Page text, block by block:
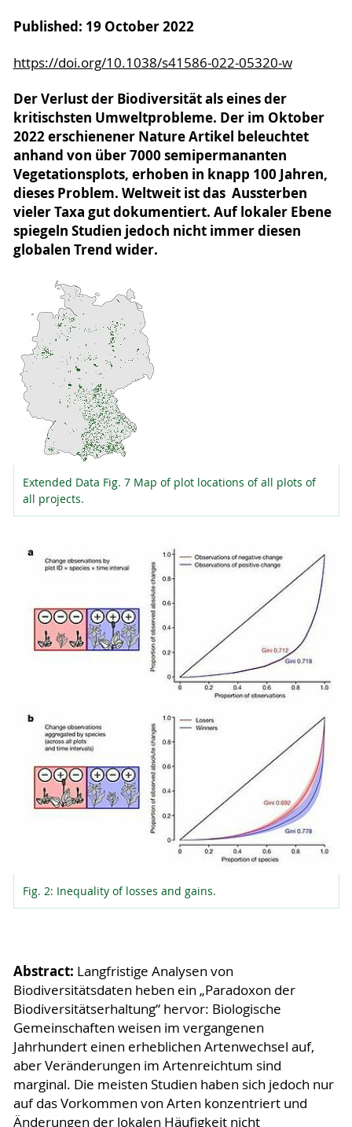
Published: 19 October 2022
https://doi.org/10.1038/s41586-022-05320-w
Der Verlust der Biodiversität als eines der
kritischsten Umweltprobleme. Der im Oktober
2022 erschienener Nature Artikel beleuchtet
anhand von über 7000 semipermananten
Vegetationsplots, erhoben in knapp 100 Jahren,
dieses Problem. Weltweit ist das Aussterben
vieler Taxa gut dokumentiert. Auf lokaler Ebene
spiegeln Studien jedoch nicht immer diesen
globalen Trend wider.
Extended Data Fig. 7 Map of plot locations of all plots of
all projects.
Fig. 2: Inequality of losses and gains.
Abstract: Langfristige Analysen von
Biodiversitätsdaten heben ein „Paradoxon der
Biodiversitätserhaltung“ hervor: Biologische
Gemeinschaften weisen im vergangenen
Jahrhundert einen erheblichen Artenwechsel auf,
aber Veränderungen im Artenreichtum sind
marginal. Die meisten Studien haben sich jedoch nur
auf das Vorkommen von Arten konzentriert und
Änderungen der lokalen Häufigkeit nicht